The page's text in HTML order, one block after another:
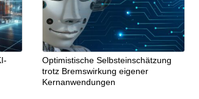
Optimistische Selbsteinschätzung
trotz Bremswirkung eigener
Kernanwendungen